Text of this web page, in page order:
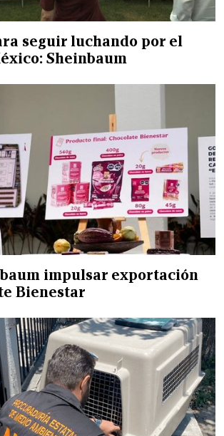
seguir luchando por el
Sheinbaum
impulsar exportación
Bienestar